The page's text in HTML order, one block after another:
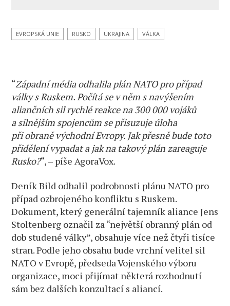
případ
ozbrojeného
EVROPSKÁ UNIE RUSKO UKRAJINA VÁLKA
“Západní média odhalila plán NATO pro případ
války s Ruskem. Počítá se v něm s navýšením
aliančních sil rychlé reakce na 300 000 vojáků
a silnějším spojencům se přisuzuje úloha
při obraně východní Evropy. Jak přesně bude toto
přidělení vypadat a jak na takový plán zareaguje
Rusko?“, – píše AgoraVox.
Deník Bild odhalil podrobnosti plánu NATO pro
případ ozbrojeného konfliktu s Ruskem.
Dokument, který generální tajemník aliance Jens
Stoltenberg označil za “největší obranný plán od
dob studené války”, obsahuje více než čtyři tisíce
stran. Podle jeho obsahu bude vrchní velitel sil
NATO v Evropě, předseda Vojenského výboru
organizace, moci přijímat některá rozhodnutí
sám bez dalších konzultací s aliancí.